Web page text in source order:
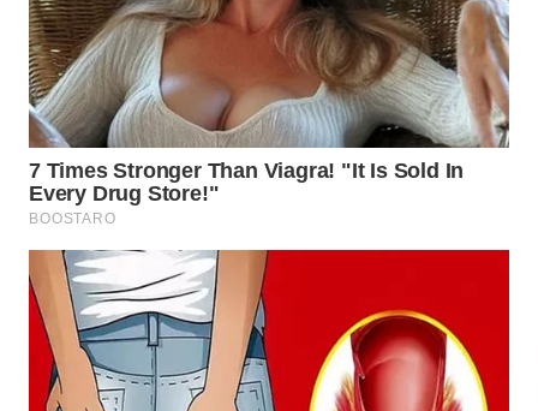
WN
SUKABUMI
WN
PURWAKARTA
WN
PRIANGAN
TIMUR
WN
SEMARANG
WN